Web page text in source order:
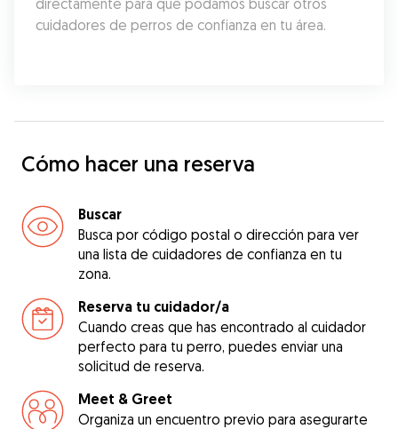
directamente para que podamos buscar otros
cuidadores de perros de confianza en tu área.
Cómo hacer una reserva
Buscar
Busca por código postal o dirección para ver
una lista de cuidadores de confianza en tu
zona.
Reserva tu cuidador/a
Cuando creas que has encontrado al cuidador
perfecto para tu perro, puedes enviar una
solicitud de reserva.
Meet & Greet
Organiza un encuentro previo para asegurarte